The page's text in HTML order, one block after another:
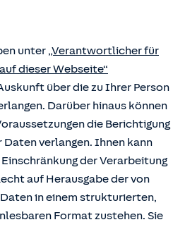
unter „Verantwortlicher für
dieser Webseite“
über die zu Ihrer Person
Darüber hinaus können
die Berichtigung
verlangen. Ihnen kann
der Verarbeitung
auf Herausgabe der von
in einem strukturierten,
Format zustehen. Sie